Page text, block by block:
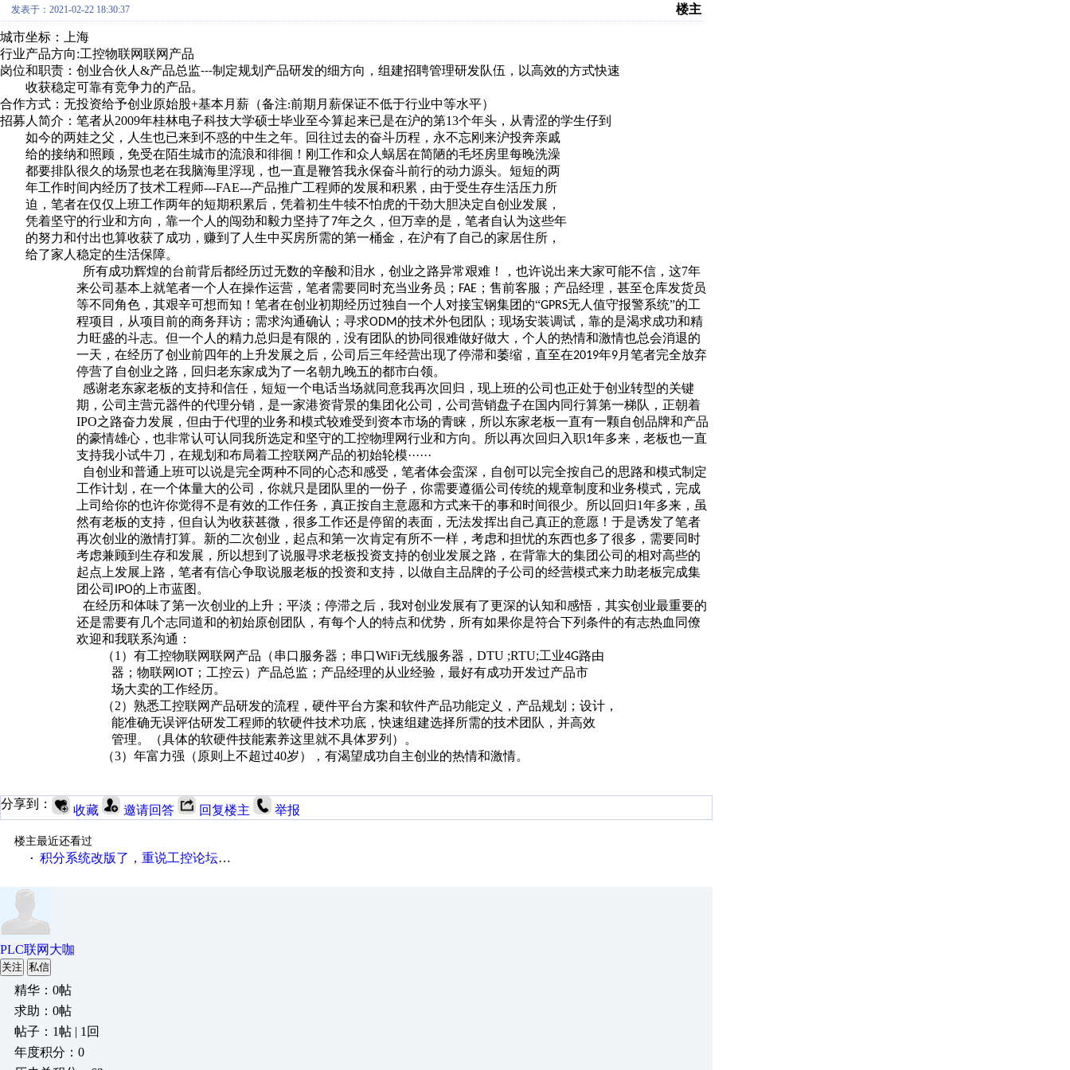
发表于：2021-02-22 18:30:37 楼主
城市坐标：上海
行业产品方向:工控物联网联网产品
岗位和职责：创业合伙人 &产品总监---制定规划产品研发的细方向，组建招聘管理研发队伍，以高效的方式快速
收获稳定可靠有竞争力的产品。
合作方式：无投资给予创业原始股+基本月薪（备注:前期月薪保证不低于行业中等水平）
招募人简介：笔者从2009年桂林电子科技大学硕士毕业至今算起来已是在沪的第13个年头，从青涩的学生仔到
如今的两娃之父，人生也已来到 不惑的中生之年。回往过去的奋斗历程，永不忘刚来沪投奔亲戚
给的接纳和照顾，免受在陌生城市的流浪和徘徊！刚工作和众人蜗居在简陋的毛坯房里每晚洗澡
都要排队很久的场景也老在我脑海里浮现，也一直是鞭笞我永保奋斗前行的动力源头。短短的两
年工作时间内经历了技术工程师---FAE---产品推广工程师的发展和积累，由于受生存生活压力所
迫，笔者在仅仅上班工作两年的短期积累后，凭着初生牛犊不怕虎的干劲大胆决定自创业发展，
凭着坚守的行业和方向，靠一个人的闯劲和毅力坚持了7年之久，但万幸的是，笔者自认为这些年
的努力和付出也算收获了成功，赚到了人生中买房所需的第一桶金，在沪有了自己的家居住所，
给了家人稳定的生活保障。
所有成功辉煌的台前背后都经历过无数的辛酸和泪水，创业之路异常艰难！，也许说出来大家可能不信，这7年
来公司基本上就笔者一个人在操作运营，笔者需要同时充当业务员； FAE ；售前客服；产品经理，甚至仓库发货员
等不同角色，其艰辛可想而知！笔者在创业初期经历过独自一个人对接宝钢集团的“GPRS无人值守报警系统”的工
程项目，从项目前的商务拜访；需求沟通确认；寻求ODM的技术外包团队；现场安装调试，靠的是渴求成功和精
力旺盛的斗志。但一个人的精力总归是有限的，没有团队的协同很难做好做大，个人的热情和激情也总会消退的
一天，在经历了创业前四年的上升发展之后，公司后三年经营出现了停滞和萎缩，直至在2019年9月笔者完全放弃
停营了自创业之路，回归老东家成为了一名朝九晚五的都市白领。
感谢老东家老板的支持和信任，短短一个电话当场就同意我再次回归，现上班的公司也正处于创业转型的关键
期，公司主营元器件的代理分销，是一家港资背景的集团化公司，公司营销盘子在国内同行算第一梯队，正朝着
IPO之路奋力发展，但由于代理的业务和模式较难受到资本市场的青睐，所以东家老板一直有一颗自创品牌和产品
的豪情雄心，也非常认可认同我所选定和坚守的工控物理网行业和方向。所以再次回归入职1年多来，老板也一直
支持我小试牛刀，在规划和布局着工控联网产品的初始轮模······
自创业和普通上班可以说是完全两种不同的心态和感受，笔者体会蛮深，自创可以完全按自己的思路和模式制定
工作计划，在一个体量大的公司，你就只是团队里的一份子，你需要遵循公司传统的规章制度和业务模式，完成
上司给你的也许你觉得不是有效的工作任务，真正按自主意愿和方式来干的事和时间很少。所以回归1年多来，虽
然有老板的支持，但自认为收获甚微，很多工作还是停留的表面，无法发挥出自己真正的意愿！于是诱发了笔者
再次创业的激情打算。新的二次创业，起点和第一次肯定有所不一样，考虑和担忧的东西也多了很多，需要同时
考虑兼顾到生存和发展，所以想到了说服寻求老板投资支持的创业发展之路，在背靠大的集团公司的相对高些的
起点上发展上路，笔者有信心争取说服老板的投资和支持，以做自主品牌的子公司的经营模式来力助老板完成集
团公司
IPO的上市蓝图。
在经历和体味了第一次创业的上升；平淡；停滞之后，我对创业发展有了更深的认知和感悟，其实创业最重要的
还是需要有几个志同道和的初始原创团队，有每个人的特点和优势，所有如果你是符合下列条件的有志热血同僚
欢迎和我联系沟通：
（1） 有工控物联网联网产品（串口服务器；串口WiFi无线服务器， DTU ;RTU;工业4G路由
器；物联网 IOT ；工控云） 产品总监；产品经理的从业经验，最好有成功开发过产品市
场大卖的工作经历。
（2） 熟悉工控联网产品研发的流程，硬件平台方案和软件产品功能定义，产品规划；设计，
能准确无误评估研发工程师的软硬件技术功底，快速组建选择所需的技术团队，并高效
管理。（具体的软硬件技能素养这里就不具体罗列）。
（3） 年富力强（原则上不超过40岁），有渴望成功自主创业的热情和激情。
分享到： 收藏 邀请回答 回复楼主 举报
楼主最近还看过
· 积分系统改版了，重说工控论坛积分那点事儿……
PLC联网大咖
关注 私信
精华：0帖
求助：0帖
帖子：1帖 | 1回
年度积分：0